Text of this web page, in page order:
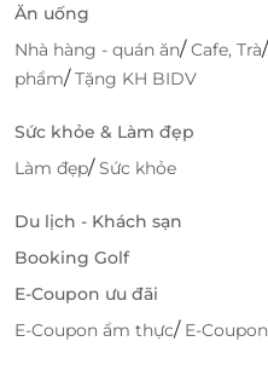
Ăn uống
Nhà hàng - quán ăn/Cafe, Trà/
phẩm/Tặng KH BIDV
Sức khỏe & Làm đẹp
Làm đẹp/Sức khỏe
Du lịch - Khách sạn
Booking Golf
E-Coupon ưu đãi
E-Coupon ẩm thực/ E-